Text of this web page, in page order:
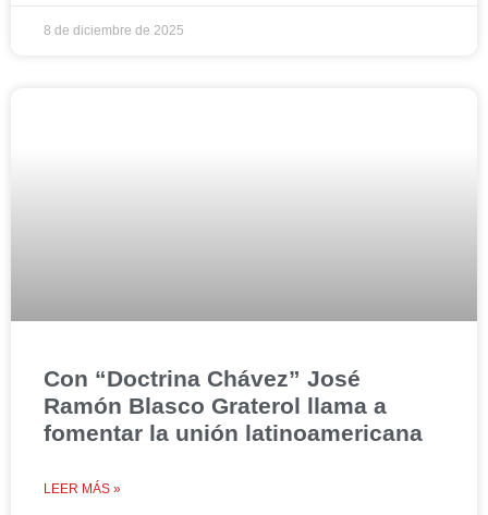
8 de diciembre de 2025
Con “Doctrina Chávez” José
Ramón Blasco Graterol llama a
fomentar la unión latinoamericana
LEER MÁS »